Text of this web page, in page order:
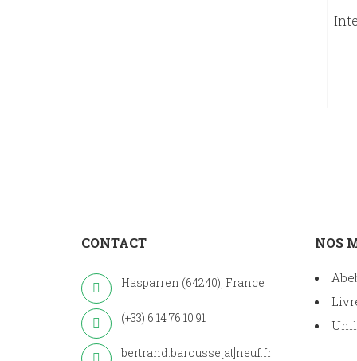
CONTACT
Hasparren (64240), France
(+33) 6 14 76 10 91
bertrand.barousse[at]neuf.fr
NOS